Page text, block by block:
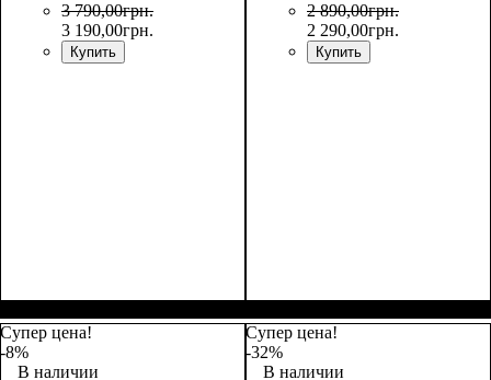
3 790,00грн.
3 190,00грн.
Купить
75х50х30
2 890,00грн.
2 290,00грн.
Купить
55х36х20
Супер цена!
-8%
В наличии
Супер цена!
-32%
В наличии